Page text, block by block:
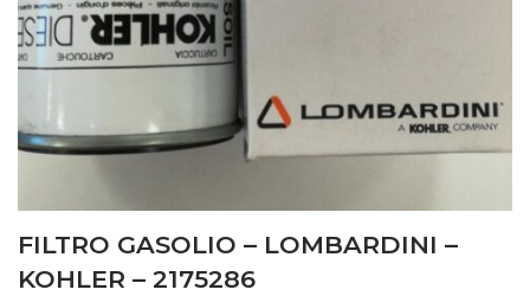
FILTRO GASOLIO – LOMBARDINI –
KOHLER – 2175286